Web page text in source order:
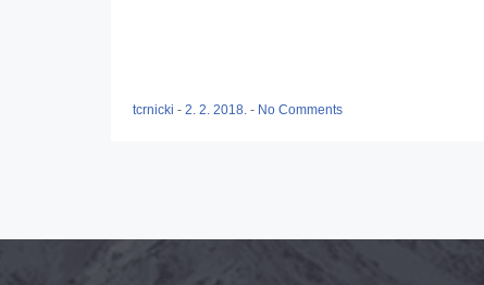
tcrnicki - 2. 2. 2018. - No Comments